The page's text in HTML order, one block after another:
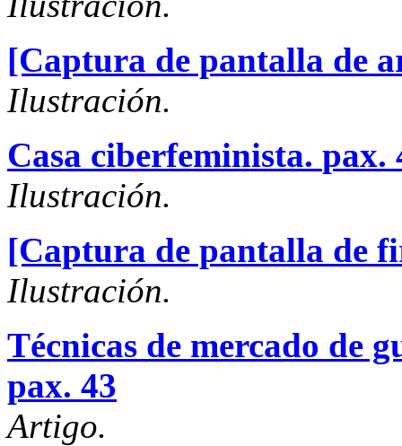
[Captura de pantalla de
Ilustración.
Casa ciberfeminista. pax.
Ilustración.
[Captura de pantalla de
Ilustración.
Técnicas de mercado de
pax. 43
Artigo.